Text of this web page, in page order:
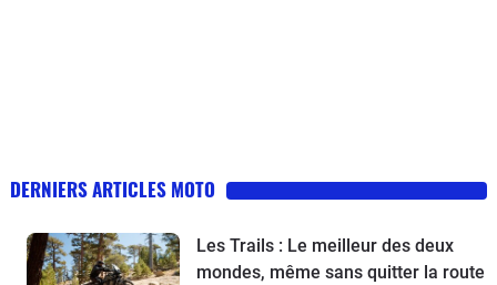
DERNIERS ARTICLES MOTO
Les Trails : Le meilleur des deux
mondes, même sans quitter la route